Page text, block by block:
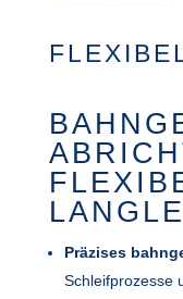
Präzises
Schleifprozesse